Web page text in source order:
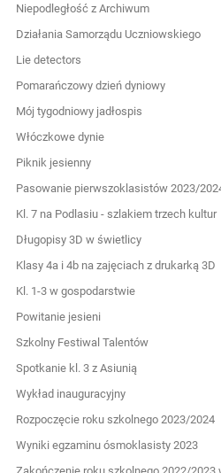
Niepodległość z Archiwum
Działania Samorządu Uczniowskiego
Lie detectors
Pomarańczowy dzień dyniowy
Mój tygodniowy jadłospis
Włóczkowe dynie
Piknik jesienny
Pasowanie pierwszoklasistów 2023/
Kl. 7 na Podlasiu - szlakiem trzech kultur
Długopisy 3D w świetlicy
Klasy 4a i 4b na zajęciach z drukarką 3D
Kl. 1-3 w gospodarstwie
Powitanie jesieni
Szkolny Festiwal Talentów
Spotkanie kl. 3 z Asiunią
Wykład inauguracyjny
Rozpoczęcie roku szkolnego 2023/2024
Wyniki egzaminu ósmoklasisty 2023